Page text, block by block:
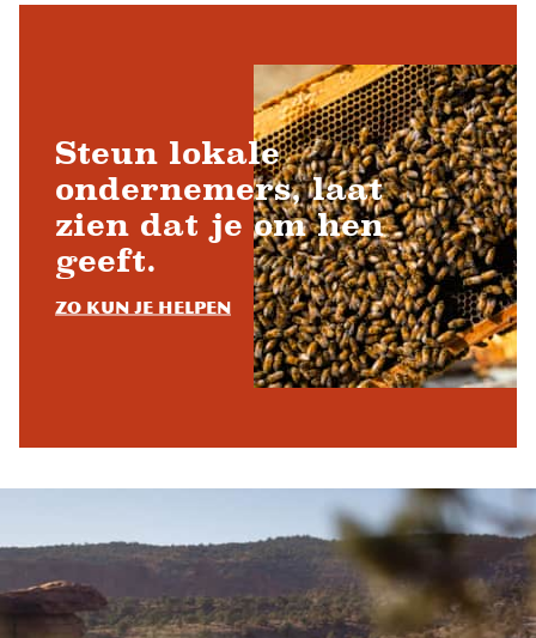
Steun lokale
ondernemers, laat
zien dat je om hen
geeft.
Zo kun je helpen